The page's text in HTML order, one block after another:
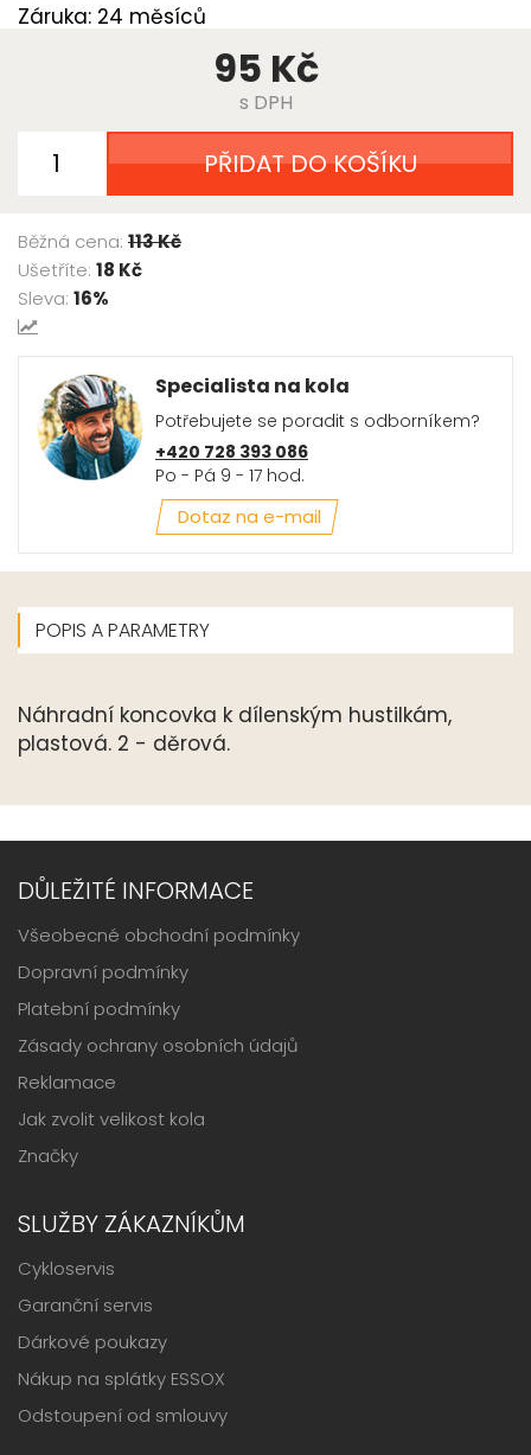
Záruka: 24 měsíců
95 Kč
s DPH
PŘIDAT DO KOŠÍKU
Běžná cena: 113 Kč
Ušetříte: 18 Kč
Sleva: 16%
Specialista na kola
Potřebujete se poradit s odborníkem?
+420 728 393 086
Po - Pá 9 - 17 hod.
Dotaz na e-mail
POPIS A PARAMETRY
Náhradní koncovka k dílenským hustilkám,
plastová. 2 - děrová.
DŮLEŽITÉ INFORMACE
Všeobecné obchodní podmínky
Dopravní podmínky
Platební podmínky
Zásady ochrany osobních údajů
Reklamace
Jak zvolit velikost kola
Značky
SLUŽBY ZÁKAZNÍKŮM
Cykloservis
Garanční servis
Dárkové poukazy
Nákup na splátky ESSOX
Odstoupení od smlouvy